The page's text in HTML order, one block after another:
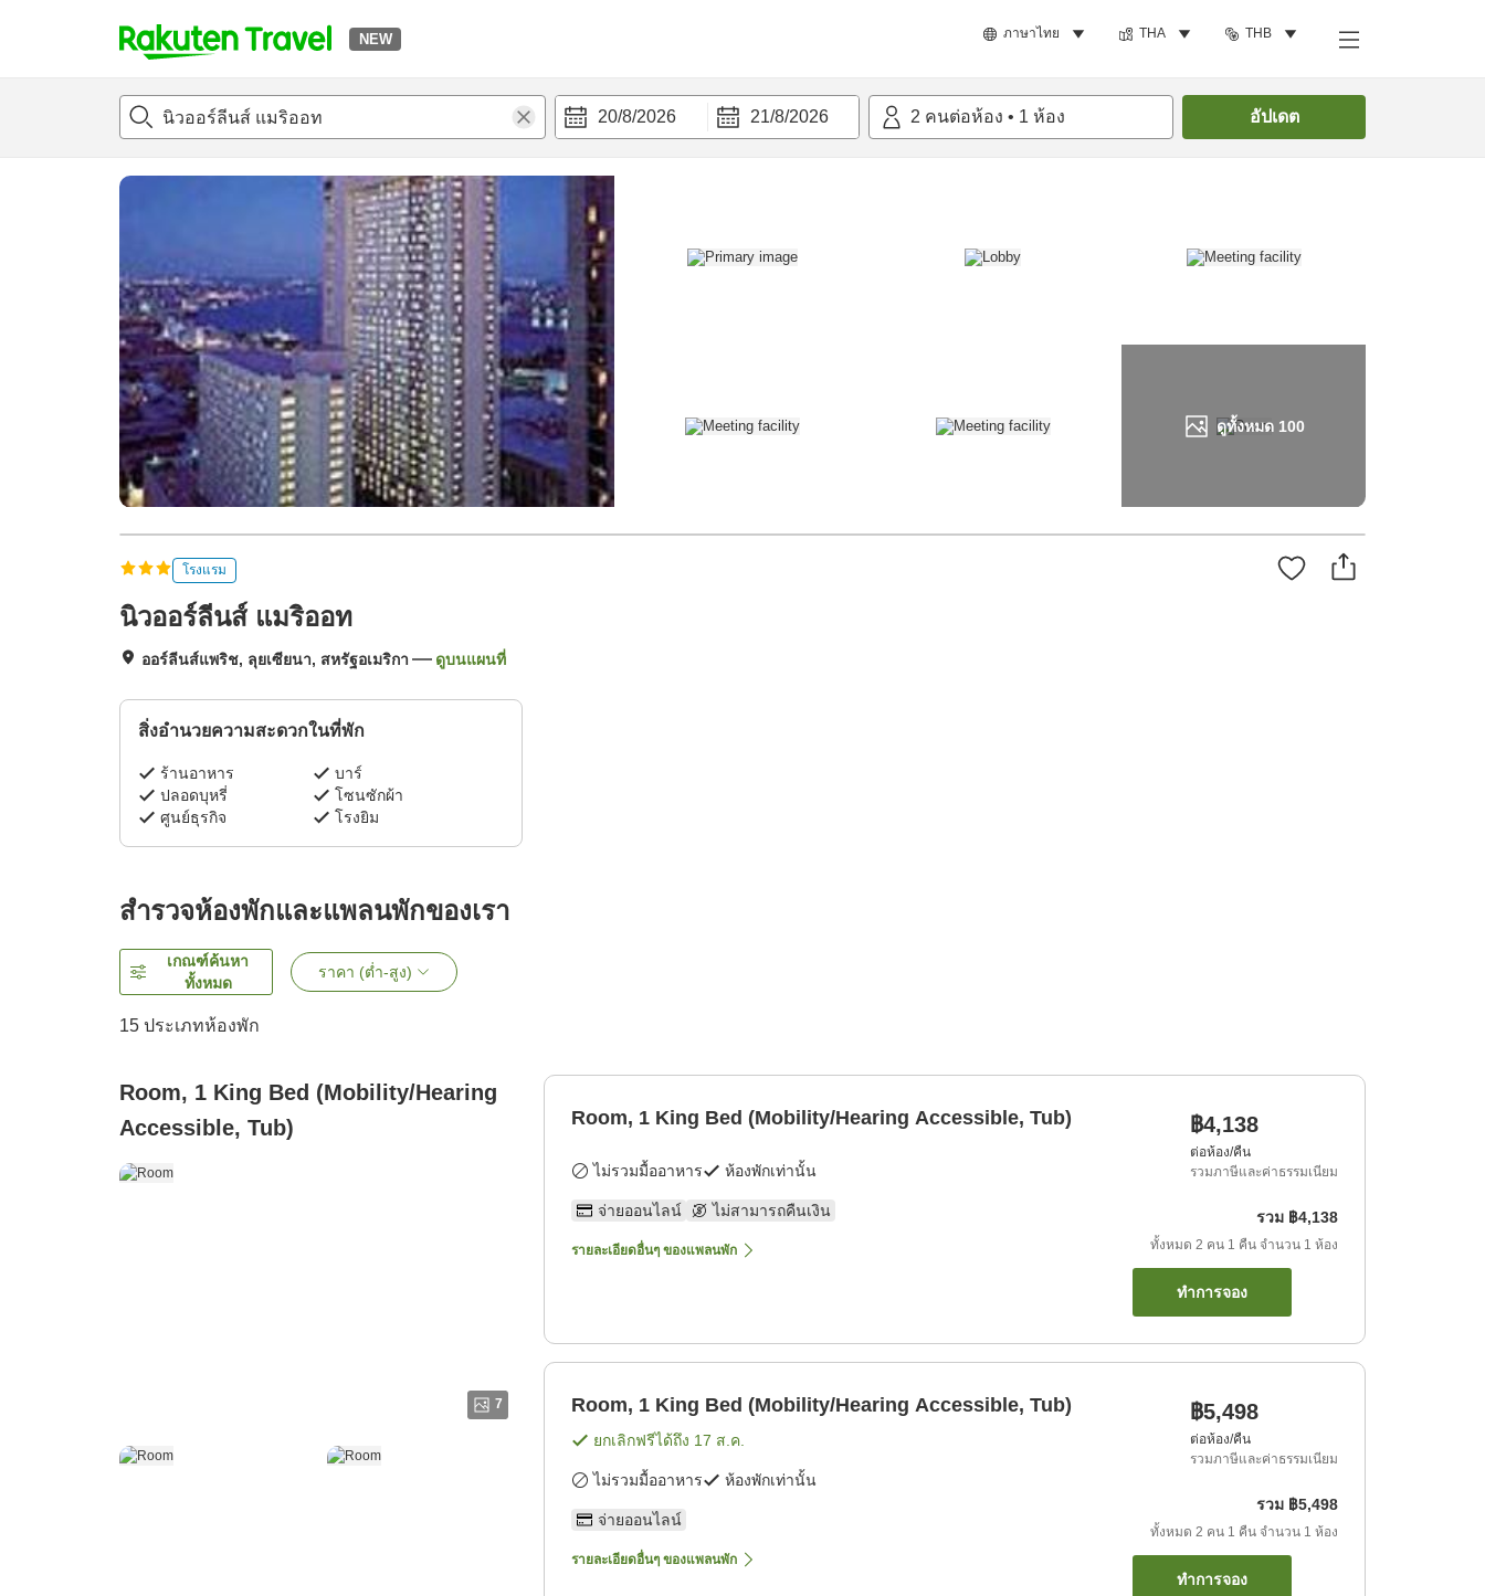
NEW ภาษาไทย THA THB
t
p
a
s
e
a
r
c
h
20/8/2026 21/8/2026 2 คนต่อห้อง • 1 ห้อง อัปเดต
ดูทั้งหมด 100
แนะนำที่พัก ห้องพักและแพลนพัก ค้นหาห้องพัก
โรงแรม
นิวออร์ลีนส์ แมริออท
ออร์ลีนส์แพริช, ลุยเซียนา, สหรัฐอเมริกา ดูบนแผนที่
สิ่งอำนวยความสะดวกในที่พัก
ร้านอาหาร
บาร์
ปลอดบุหรี่
โซนซักผ้า
ศูนย์ธุรกิจ
โรงยิม
สำรวจห้องพักและแพลนพักของเรา
เกณฑ์ค้นหา
ทั้งหมด
ราคา (ต่ำ-สูง)
15 ประเภทห้องพัก
Room, 1 King Bed (Mobility/Hearing
Accessible, Tub)
7
Room, 1 King Bed (Mobility/Hearing Accessible, Tub)
ไม่รวมมื้ออาหาร ห้องพักเท่านั้น
จ่ายออนไลน์ ไม่สามารถคืนเงิน
รายละเอียดอื่นๆ ของแพลนพัก
฿4,138
ต่อห้อง/คืน
รวมภาษีและค่าธรรมเนียม
รวม ฿4,138
ทั้งหมด 2 คน 1 คืน จำนวน 1 ห้อง
ทำการจอง
Room, 1 King Bed (Mobility/Hearing Accessible, Tub)
ยกเลิกฟรีได้ถึง 17 ส.ค.
ไม่รวมมื้ออาหาร ห้องพักเท่านั้น
จ่ายออนไลน์
รายละเอียดอื่นๆ ของแพลนพัก
฿5,498
ต่อห้อง/คืน
รวมภาษีและค่าธรรมเนียม
รวม ฿5,498
ทั้งหมด 2 คน 1 คืน จำนวน 1 ห้อง
ทำการจอง